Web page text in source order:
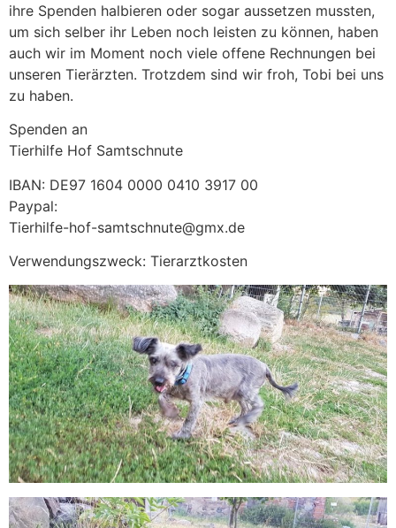
ihre Spenden halbieren oder sogar aussetzen mussten,
um sich selber ihr Leben noch leisten zu können, haben
auch wir im Moment noch viele offene Rechnungen bei
unseren Tierärzten. Trotzdem sind wir froh, Tobi bei uns
zu haben.
Spenden an
Tierhilfe Hof Samtschnute
IBAN: DE97 1604 0000 0410 3917 00
Paypal:
Tierhilfe-hof-samtschnute@gmx.de
Verwendungszweck: Tierarztkosten